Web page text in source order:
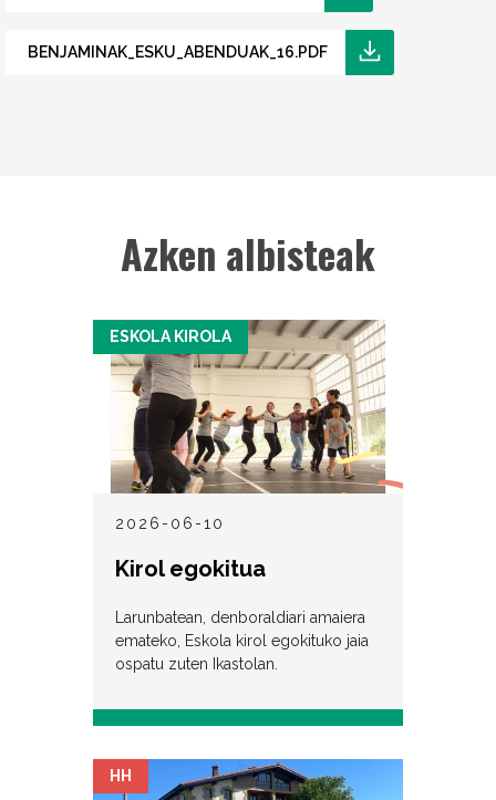
BENJAMINAK_ESKU_ABENDUAK_16.PDF
Azken albisteak
2026-06-10
ESKOLA KIROLA
Kirol egokitua
Larunbatean, denboraldiari amaiera
emateko, Eskola kirol egokituko jaia
ospatu zuten Ikastolan.
HH